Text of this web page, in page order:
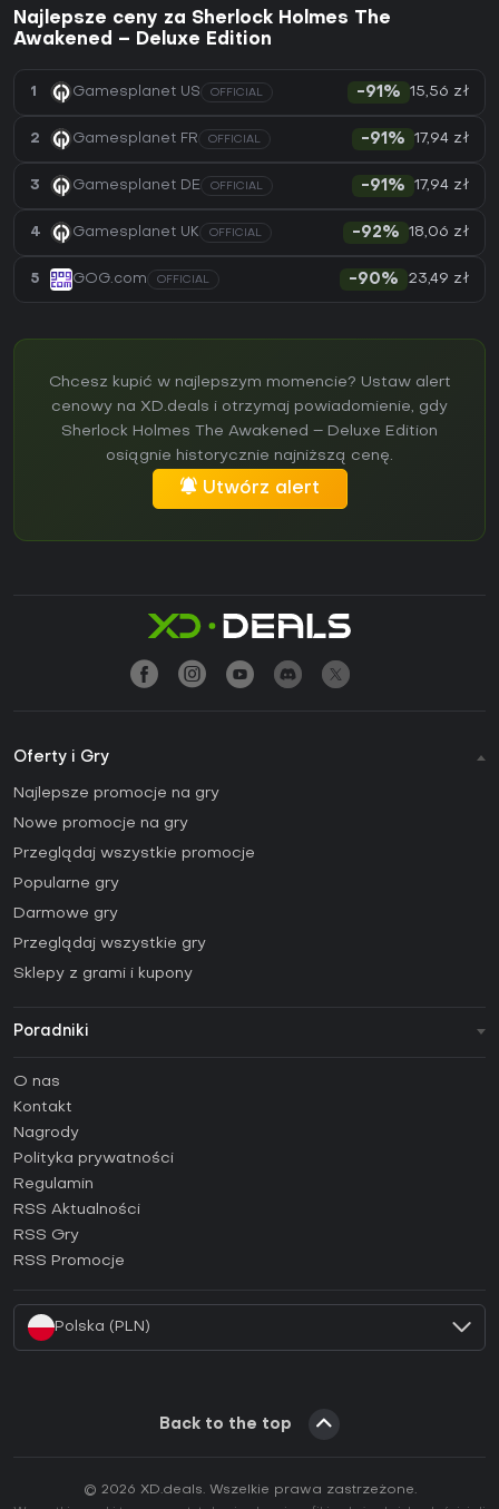
Najlepsze ceny za Sherlock Holmes The
Awakened – Deluxe Edition
1 Gamesplanet US OFFICIAL -91% 15,56 zł
2 Gamesplanet FR OFFICIAL -91% 17,94 zł
3 Gamesplanet DE OFFICIAL -91% 17,94 zł
4 Gamesplanet UK OFFICIAL -92% 18,06 zł
5 GOG.com OFFICIAL -90% 23,49 zł
Chcesz kupić w najlepszym momencie? Ustaw alert
cenowy na XD.deals i otrzymaj powiadomienie, gdy
Sherlock Holmes The Awakened – Deluxe Edition
osiągnie historycznie najniższą cenę.
Utwórz alert
Oferty i Gry
Najlepsze promocje na gry
Nowe promocje na gry
Przeglądaj wszystkie promocje
Popularne gry
Darmowe gry
Przeglądaj wszystkie gry
Sklepy z grami i kupony
Poradniki
Poradniki
Jak aktywować klucz Steam (CD Key)?
Jak aktywować klucz Epic Games (CD Key)?
Jak aktywować klucz GOG (CD Key)?
Jak aktywować klucz Ubisoft Connect (CD Key)?
Jak aktywować klucz EA App (CD Key)?
O nas
Kontakt
Nagrody
Polityka prywatności
Regulamin
RSS Aktualności
RSS Gry
RSS Promocje
Polska (PLN)
Back to the top
© 2026 XD.deals. Wszelkie prawa zastrzeżone.